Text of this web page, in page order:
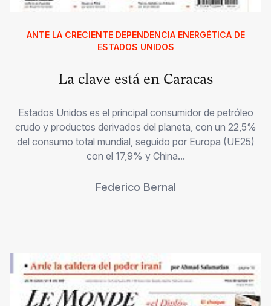
ANTE LA CRECIENTE DEPENDENCIA ENERGÉTICA DE
ESTADOS UNIDOS
La clave está en Caracas
Estados Unidos es el principal consumidor de petróleo
crudo y productos derivados del planeta, con un 22,5%
del consumo total mundial, seguido por Europa (UE25)
con el 17,9% y China...
Federico Bernal